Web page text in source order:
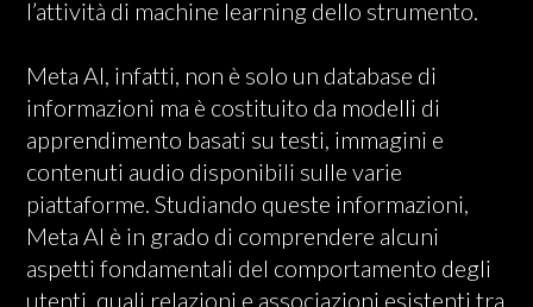
l’attività di machine learning dello strumento.
Meta AI, infatti, non è solo un database di
informazioni ma è costituito da modelli di
apprendimento basati su testi, immagini e
contenuti audio disponibili sulle varie
piattaforme. Studiando queste informazioni,
Meta AI è in grado di comprendere alcuni
aspetti fondamentali del comportamento degli
utenti, quali relazioni e associazioni esistenti tra